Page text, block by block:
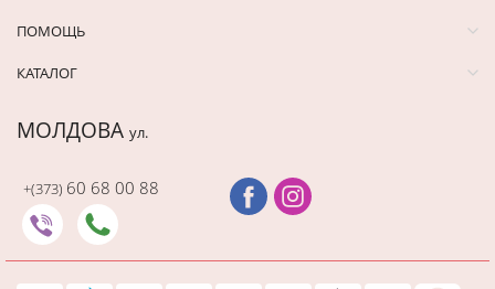
ПОМОЩЬ
КАТАЛОГ
МОЛДОВА ул.
+(373) 60 68 00 88